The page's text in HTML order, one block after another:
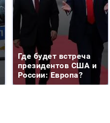
Где будет встреча
президентов США и
России: Европа?